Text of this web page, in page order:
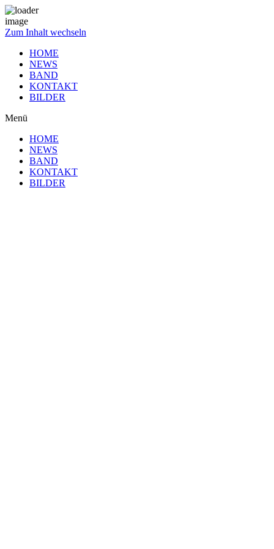
Zum Inhalt wechseln
HOME
NEWS
BAND
KONTAKT
BILDER
Menü
HOME
NEWS
BAND
KONTAKT
BILDER